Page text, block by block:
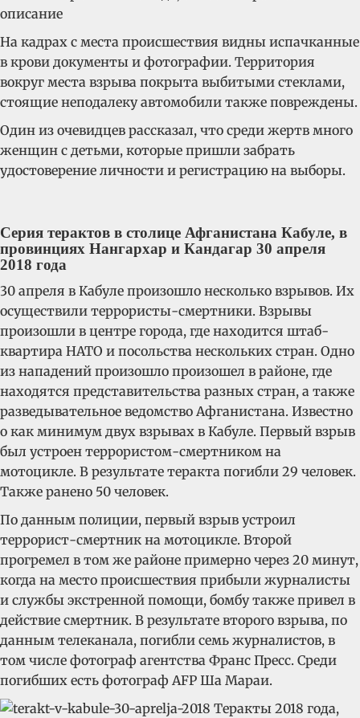
На кадрах с места происшествия видны испачканные
в крови документы и фотографии. Территория
вокруг места взрыва покрыта выбитыми стеклами,
стоящие неподалеку автомобили также повреждены.
Один из очевидцев рассказал, что среди жертв много
женщин с детьми, которые пришли забрать
удостоверение личности и регистрацию на выборы.
Серия терактов в столице Афганистана Кабуле, в
провинциях Нангархар и Кандагар 30 апреля
2018 года
30 апреля в Кабуле произошло несколько взрывов. Их
осуществили террористы-смертники. Взрывы
произошли в центре города, где находится штаб-
квартира НАТО и посольства нескольких стран. Одно
из нападений произошло произошел в районе, где
находятся представительства разных стран, а также
разведывательное ведомство Афганистана. Известно
о как минимум двух взрывах в Кабуле. Первый взрыв
был устроен террористом-смертником на
мотоцикле. В результате теракта погибли 29 человек.
Также ранено 50 человек.
По данным полиции, первый взрыв устроил
террорист-смертник на мотоцикле. Второй
прогремел в том же районе примерно через 20 минут,
когда на место происшествия прибыли журналисты
и службы экстренной помощи, бомбу также привел в
действие смертник. В результате второго взрыва, по
данным телеканала, погибли семь журналистов, в
том числе фотограф агентства Франс Пресс. Среди
погибших есть фотограф AFP Ша Мараи.